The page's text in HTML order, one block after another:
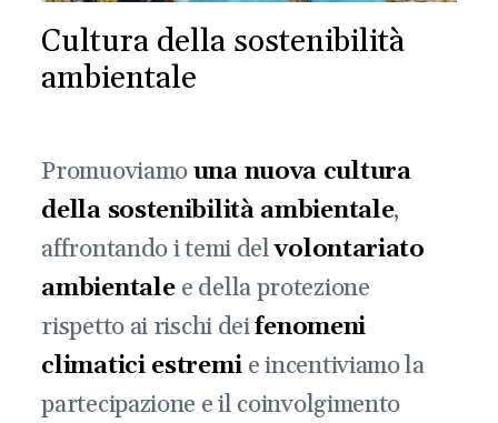
Cultura della sostenibilità
ambientale
Promuoviamouna nuova cultura
della sostenibilità ambientale,
affrontando i temi delvolontariato
ambientale e della protezione
rispetto ai rischi deifenomeni
climatici estremi e incentiviamo la
partecipazione e il coinvolgimento